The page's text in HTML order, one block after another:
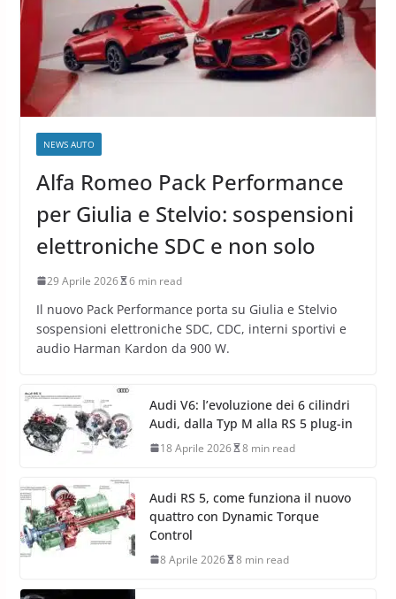
NEWS AUTO
Alfa Romeo Pack Performance
per Giulia e Stelvio: sospensioni
elettroniche SDC e non solo
29 Aprile 2026 6 min read
Il nuovo Pack Performance porta su Giulia e Stelvio
sospensioni elettroniche SDC, CDC, interni sportivi e
audio Harman Kardon da 900 W.
Audi V6: l’evoluzione dei 6 cilindri
Audi, dalla Typ M alla RS 5 plug-in
18 Aprile 2026 8 min read
Audi RS 5, come funziona il nuovo
quattro con Dynamic Torque
Control
8 Aprile 2026 8 min read